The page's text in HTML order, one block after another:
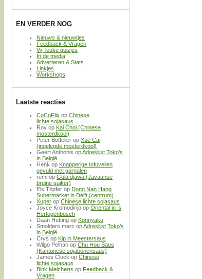
EN VERDER NOG
Nieuws & nieuwtjes
Feedback & Vragen
Vijf leuke quizjes
In de media
Adverteren & Stats
Linkjes
Workshops
Laatste reacties
CoCoFlix op Chinese
lichte sojasaus
Roy op Kai Choi (Chinese
mosterdkool)
Peter Bottelier op Xue Cai
(ingelegde mosterdkool)
Geert Anthonis opAdreslijst Toko’s
in België
Henk op Knapperige tofuvellen
gevuld met garnalen
remi op Gula djawa (Javaanse
bruine suiker)
Els Töpfer op Dong Nan Hang
Supermarket in Delft (centrum)
Xuper op Chinese lichte sojasaus
Joyce Kromodirijo op Oriental in ’s
Hertogenbosch
Daan Hutting op Konnyaku
Smolders marc opAdreslijst Toko’s
in België
Crys op Kip in Meestersaus
Wilgo Pelhan op Chu Hou Saus
(Kantonese sojabonensaus)
James Clock op Chinese
lichte sojasaus
Bink Melcherts op Feedback &
Vragen